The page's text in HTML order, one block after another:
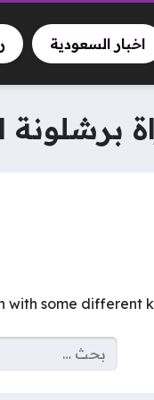
اخبار السعودية
برشلونة
with some different